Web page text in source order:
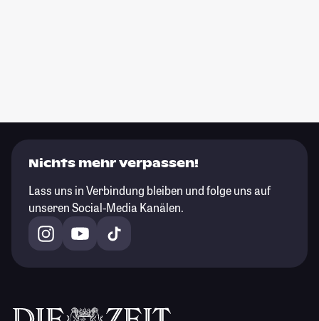
Nichts mehr verpassen!
Lass uns in Verbindung bleiben und folge uns auf
unseren Social-Media Kanälen.